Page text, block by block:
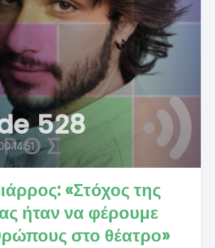
528
«Στόχος της
ήταν να φέρουμε
στο θέατρο»